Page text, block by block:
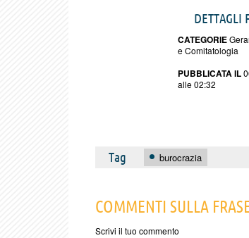
DETTAGLI
CATEGORIE
e Comitatologia
PUBBLICATA IL
alle 02:32
Tag burocrazia
COMMENTI SULLA
Scrivi il tuo commento